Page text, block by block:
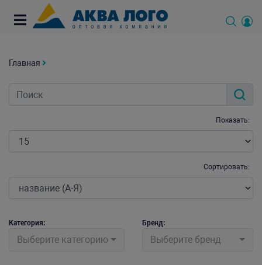
Главная
Показать:
Сортировать:
Категория:
Выберите категорию
Бренд:
Выберите бренд